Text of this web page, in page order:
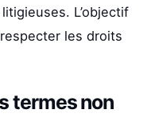
L’objectif
les droits
termes non